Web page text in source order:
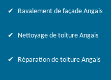
Ravalement de façade Angais
Nettoyage de toiture Angais
Réparation de toiture Angais